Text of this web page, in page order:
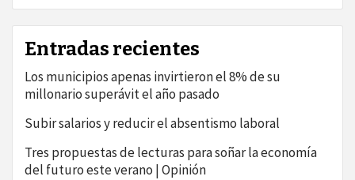
Entradas recientes
Los municipios apenas invirtieron el 8% de su
millonario superávit el año pasado
Subir salarios y reducir el absentismo laboral
Tres propuestas de lecturas para soñar la economía
del futuro este verano | Opinión